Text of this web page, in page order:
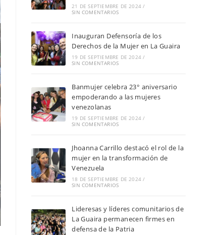
21 DE SEPTIEMBRE DE 2024 /
SIN COMENTARIOS
Inauguran Defensoría de los
Derechos de la Mujer en La Guaira
19 DE SEPTIEMBRE DE 2024 /
SIN COMENTARIOS
Banmujer celebra 23° aniversario
empoderando a las mujeres
venezolanas
19 DE SEPTIEMBRE DE 2024 /
SIN COMENTARIOS
Jhoanna Carrillo destacó el rol de la
mujer en la transformación de
Venezuela
18 DE SEPTIEMBRE DE 2024 /
SIN COMENTARIOS
Lideresas y líderes comunitarios de
La Guaira permanecen firmes en
defensa de la Patria